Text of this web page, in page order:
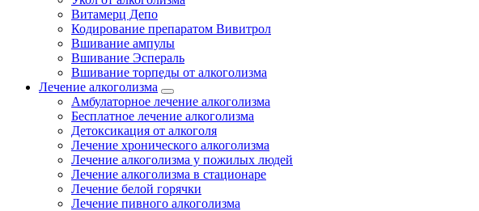
Витамерц Депо
Кодирование препаратом Вивитрол
Вшивание ампулы
Вшивание Эспераль
Вшивание торпеды от алкоголизма
Лечение алкоголизма
Амбулаторное лечение алкоголизма
Бесплатное лечение алкоголизма
Детоксикация от алкоголя
Лечение хронического алкоголизма
Лечение алкоголизма у пожилых людей
Лечение алкоголизма в стационаре
Лечение белой горячки
Лечение пивного алкоголизма